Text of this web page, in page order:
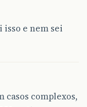
e nem sei
casos complexos,